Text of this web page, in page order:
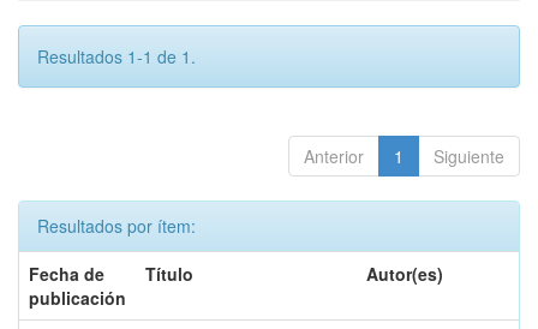
Resultados 1-1 de 1.
Anterior 1 Siguiente
Resultados por ítem:
Fecha de
publicación
Título Autor(es)